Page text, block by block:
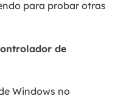
para probar otras
de
Windows no